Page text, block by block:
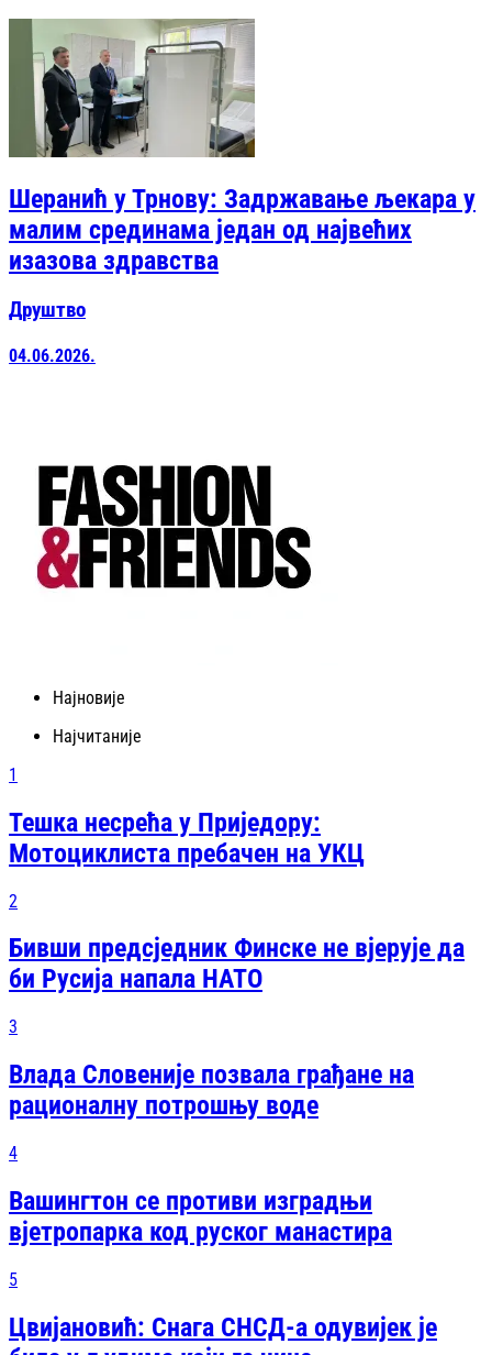
Шеранић у Трнову: Задржавање љекара у
малим срединама један од највећих
изазова здравства
Друштво
04.06.2026.
Најновије
Најчитаније
1
Тешка несрећа у Приједору:
Мотоциклиста пребачен на УКЦ
2
Бивши предсједник Финске не вјерује да
би Русија напала НАТО
3
Влада Словеније позвала грађане на
рационалну потрошњу воде
4
Вашингтон се противи изградњи
вјетропарка код руског манастира
5
Цвијановић: Снага СНСД-а одувијек је